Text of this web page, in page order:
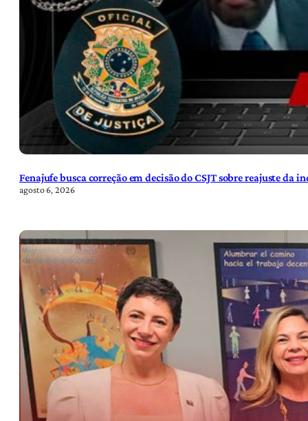
Fenajufe busca correção em decisão do CSJT sobre reajuste da
agosto 6, 2026